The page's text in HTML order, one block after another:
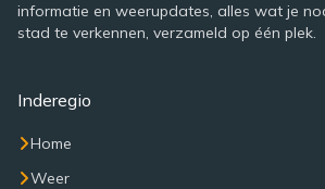
informatie en weerupdates, alles wat je
stad te verkennen, verzameld op één plek.
Inderegio
Home
Weer